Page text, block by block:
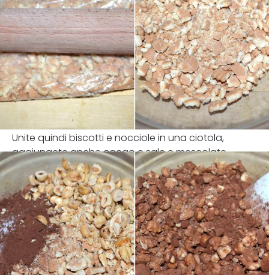
Unite quindi biscotti e nocciole in una ciotola,
aggiungete anche cacao e sale e mescolate.